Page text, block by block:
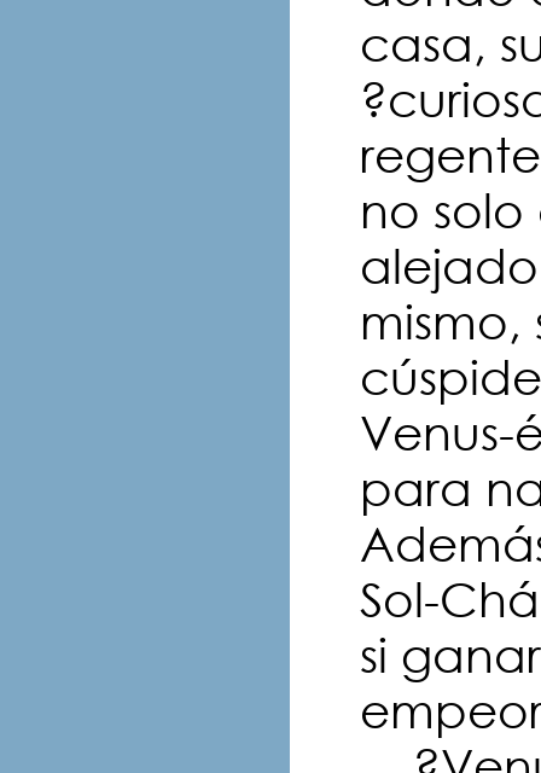
casa,
no solo
Venus-
para
Sol-
si